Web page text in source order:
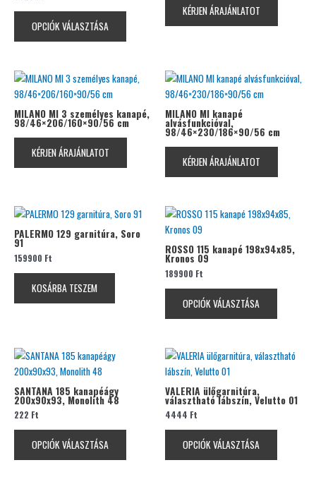
OPCIÓK VÁLASZTÁSA
van.
változatok
termékoldalon
választhatók
KÉRJEN ÁRAJÁNLATOT
MILANO MI 3 személyes kanapé,
98/46×206/160×90/56 cm
KÉRJEN ÁRAJÁNLATOT
MILANO MI kanapé
alvásfunkcióval,
98/46×230/186×90/56 cm
KÉRJEN ÁRAJÁNLATOT
PALERMO 129 garnitúra, Soro
91
159900 Ft
KOSÁRBA TESZEM
ROSSO 115 kanapé 198x94x85,
Kronos 09
189900 Ft
OPCIÓK VÁLASZTÁSA
Ennek
terméknek
van.
változatok
SANTANA 185 kanapéágy
200x90x93, Monolith 48
222 Ft
OPCIÓK VÁLASZTÁSA
van.
változatok
VALERIA ülőgarnitúra,
választható lábszín, Velutto 01
4444 Ft
OPCIÓK VÁLASZTÁSA
Ennek
több
van.
változatok